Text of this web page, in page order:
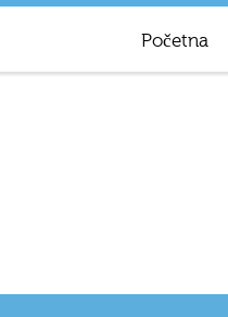
Početna